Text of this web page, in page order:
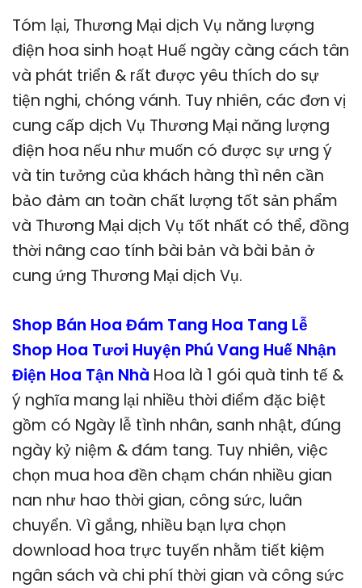
Tóm lại, Thương Mại dịch Vụ năng lượng
điện hoa sinh hoạt Huế ngày càng cách tân
và phát triển & rất được yêu thích do sự
tiện nghi, chóng vánh. Tuy nhiên, các đơn vị
cung cấp dịch Vụ Thương Mại năng lượng
điện hoa nếu như muốn có được sự ưng ý
và tin tưởng của khách hàng thì nên cần
bảo đảm an toàn chất lượng tốt sản phẩm
và Thương Mại dịch Vụ tốt nhất có thể, đồng
thời nâng cao tính bài bản và bài bản ở
cung ứng Thương Mại dịch Vụ.
Shop Bán Hoa Đám Tang Hoa Tang Lễ
Shop Hoa Tươi Huyện Phú Vang Huế Nhận
Điện Hoa Tận Nhà Hoa là 1 gói quà tinh tế &
ý nghĩa mang lại nhiều thời điểm đặc biệt
gồm có Ngày lễ tình nhân, sanh nhật, đúng
ngày kỷ niệm & đám tang. Tuy nhiên, việc
chọn mua hoa đền chạm chán nhiều gian
nan như hao thời gian, công sức, luân
chuyển. Vì gắng, nhiều bạn lựa chọn
download hoa trực tuyến nhằm tiết kiệm
ngân sách và chi phí thời gian và công sức